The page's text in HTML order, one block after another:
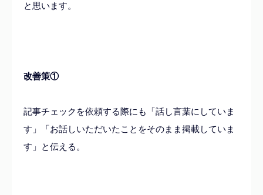
と思います。
改善策①
記事チェックを依頼する際にも「話し言葉にしていま
す」「お話しいただいたことをそのまま掲載していま
す」と伝える。